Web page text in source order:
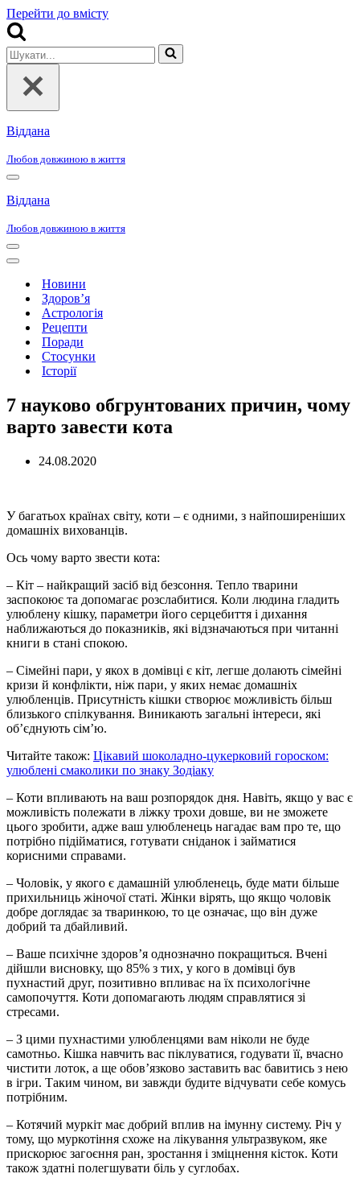
Перейти до вмісту
Шукати...
Віддана
Любов довжиною в життя
Меню
навігації
Віддана
Любов довжиною в життя
Меню
навігації
Меню
навігаціїНовини
Здоров’я
Астрологія
Рецепти
Поради
Стосунки
Історії
7 науково обгрунтованих причин, чому
варто завести кота
24.08.2020
У багатьох країнах світу, коти – є одними, з найпоширеніших
домашніх вихованців.
Ось чому варто звести кота:
– Кіт – найкращий засіб від безсоння. Тепло тварини
заспокоює та допомагає розслабитися. Коли людина гладить
улюблену кішку, параметри його серцебиття і дихання
наближаються до показників, які відзначаються при читанні
книги в стані спокою.
– Сімейні пари, у якох в домівці є кіт, легше долають сімейні
кризи й конфлікти, ніж пари, у яких немає домашніх
улюбленців. Присутність кішки створює можливість більш
близького спілкування. Виникають загальні інтереси, які
об’єднують сім’ю.
Читайте також: Цікавий шоколадно-цукерковий гороском:
улюблені смаколики по знаку Зодіаку
– Коти впливають на ваш розпорядок дня. Навіть, якщо у вас є
можливість полежати в ліжку трохи довше, ви не зможете
цього зробити, адже ваш улюбленець нагадає вам про те, що
потрібно підійматися, готувати сніданок і займатися
корисними справами.
– Чоловік, у якого є дамашній улюбленець, буде мати більше
прихильниць жіночої статі. Жінки вірять, що якщо чоловік
добре доглядає за тваринкою, то це означає, що він дуже
добрий та дбайливий.
– Ваше психічне здоров’я однозначно покращиться. Вчені
дійшли висновку, що 85% з тих, у кого в домівці був
пухнастий друг, позитивно впливає на їх психологічне
самопочуття. Коти допомагають людям справлятися зі
стресами.
– З цими пухнастими улюбленцями вам ніколи не буде
самотньо. Кішка навчить вас піклуватися, годувати її, вчасно
чистити лоток, а ще обов’язково заставить вас бавитись з нею
в ігри. Таким чином, ви завжди будите відчувати себе комусь
потрібним.
– Котячий муркіт має добрий вплив на імунну систему. Річ у
тому, що муркотіння схоже на лікування ультразвуком, яке
прискорює загоєння ран, зростання і зміцнення кісток. Коти
також здатні полегшувати біль у суглобах.